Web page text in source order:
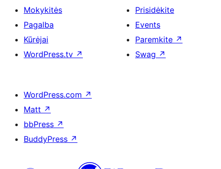
Mokykitės
Pagalba
Kūrėjai
WordPress.tv ↗
Prisidėkite
Events
Paremkite ↗
Swag ↗
WordPress.com ↗
Matt ↗
bbPress ↗
BuddyPress ↗